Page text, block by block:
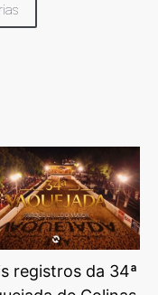
registros da 34ª